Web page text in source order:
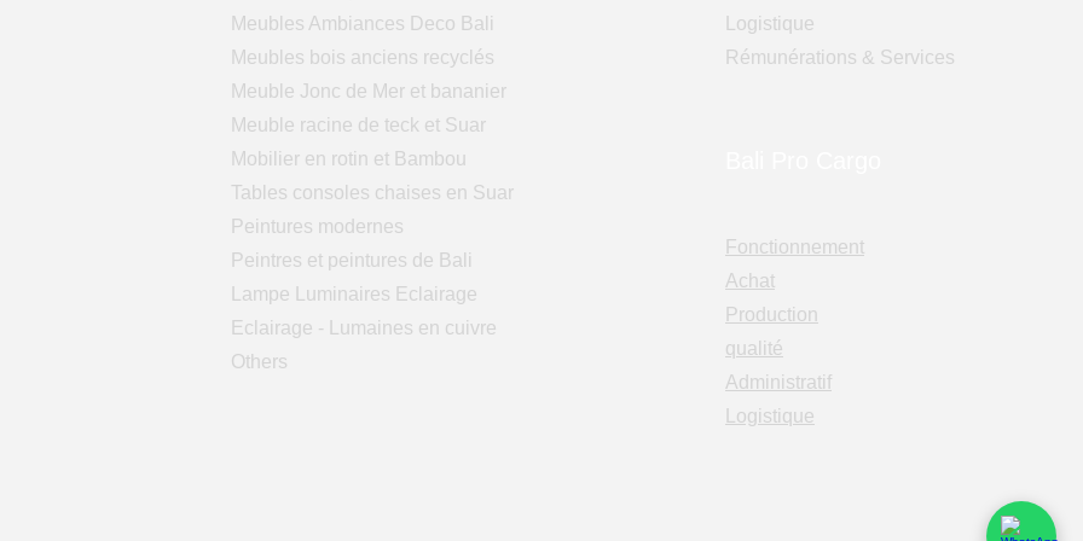
Meubles Ambiances Deco Bali
Meubles bois anciens recyclés
Meuble Jonc de Mer et bananier
Meuble racine de teck et Suar
Mobilier en rotin et Bambou
Tables consoles chaises en Suar
Peintures modernes
Peintres et peintures de Bali
Lampe Luminaires Eclairage
Eclairage - Lumaines en cuivre
Others
Logistique
Rémunérations & Services
Fonctionnement
Achat
Production
qualité
Administratif
Logistique